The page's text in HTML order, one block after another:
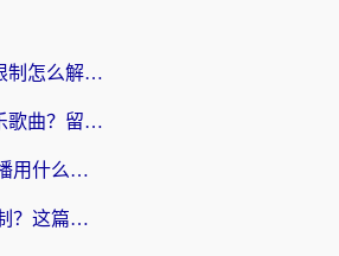
手机海外地区看视频限制怎么解决？留学生亲测有效的回国加速器指南
国外如何听网易云音乐歌曲？留学生亲测有效的回国加速方案
海外如何看CCTV5直播用什么平台？2026最新指南：看欧洲杯、中超、奥运不再卡
海外看CCTV5地区限制？这篇指南帮你流畅看欧洲杯、NBA还听中文解说